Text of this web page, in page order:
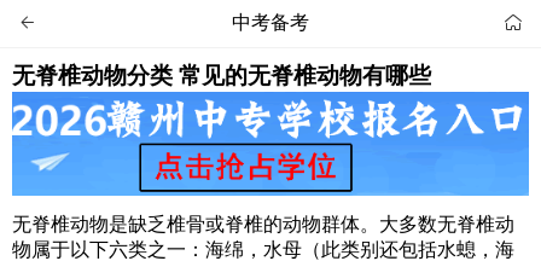
 中考备考 
无脊椎动物分类 常见的无脊椎动物有哪些
无脊椎动物是缺乏椎骨或脊椎的动物群体。大多数无脊椎动
物属于以下六类之一：海绵，水母（此类别还包括水螅，海